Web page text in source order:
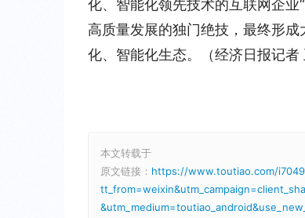
化、智能化领先技术的互联网企
高质量发展的独门绝技，最终形
化、智能化生态。（经济日报记者
本文转载于
原文链接： https://www.toutiao.com/